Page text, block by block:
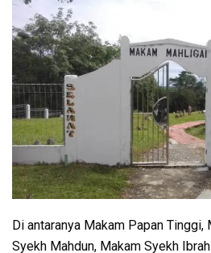
Di antaranya Makam Papan
Syekh Mahdun, Makam Syekh